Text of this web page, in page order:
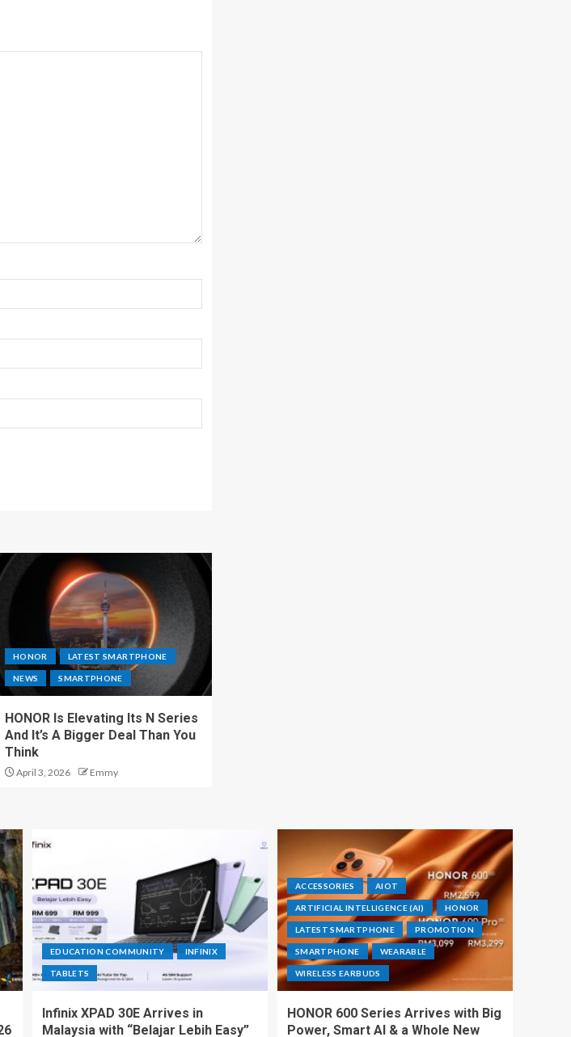
HONOR LATEST SMARTPHONE
NEWS SMARTPHONE
HONOR Is Elevating Its N Series
And It’s A Bigger Deal Than You
Think
April 3, 2026 Emmy
EDUCATION COMMUNITY INFINIX
TABLETS
Infinix XPAD 30E Arrives in
Malaysia with “Belajar Lebih Easy”
ACCESSORIES AIOT
ARTIFICIAL INTELLIGENCE (AI) HONOR
LATEST SMARTPHONE PROMOTION
SMARTPHONE WEARABLE
WIRELESS EARBUDS
HONOR 600 Series Arrives with Big
Power, Smart AI & a Whole New